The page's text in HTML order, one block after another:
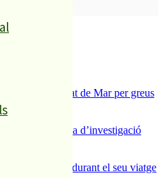
ràpid a Malgrat de Mar per greus
la primera beca d’investigació
a Palafolls durant el seu viatge